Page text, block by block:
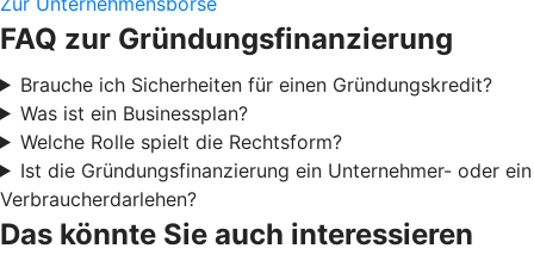
FAQ zur Gründungsfinanzierung
Brauche ich Sicherheiten für einen Gründungskredit?
Was ist ein Businessplan?
Welche Rolle spielt die Rechtsform?
Ist die Gründungsfinanzierung ein Unternehmer- oder ein
Verbraucherdarlehen?
Das könnte Sie auch interessieren